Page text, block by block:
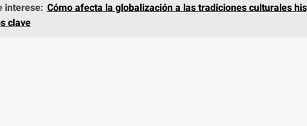
interese: Cómo afecta la globalización a las tradiciones culturales
clave